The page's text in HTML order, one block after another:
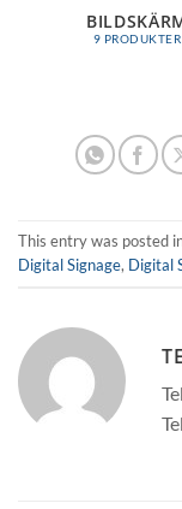
9 PRODUKTER
This entry was posted
Digital Signage, Digital